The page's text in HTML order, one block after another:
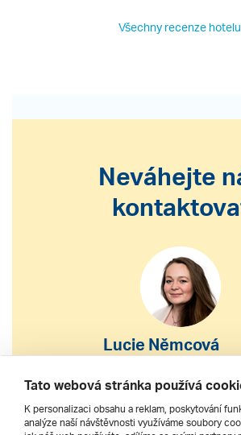
Všechny recenze hotelu
Neváhejte
Lucie Němcová
S výběrem nebo
zájezdu vám pomohu
Tato webová stránka používá
K personalizaci obsahu a reklam, poskytování
analýze naší návštěvnosti využíváme soubory